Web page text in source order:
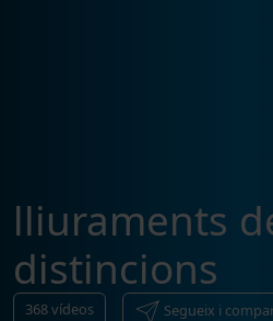
lliuraments
distincions
368vídeos Segueix i